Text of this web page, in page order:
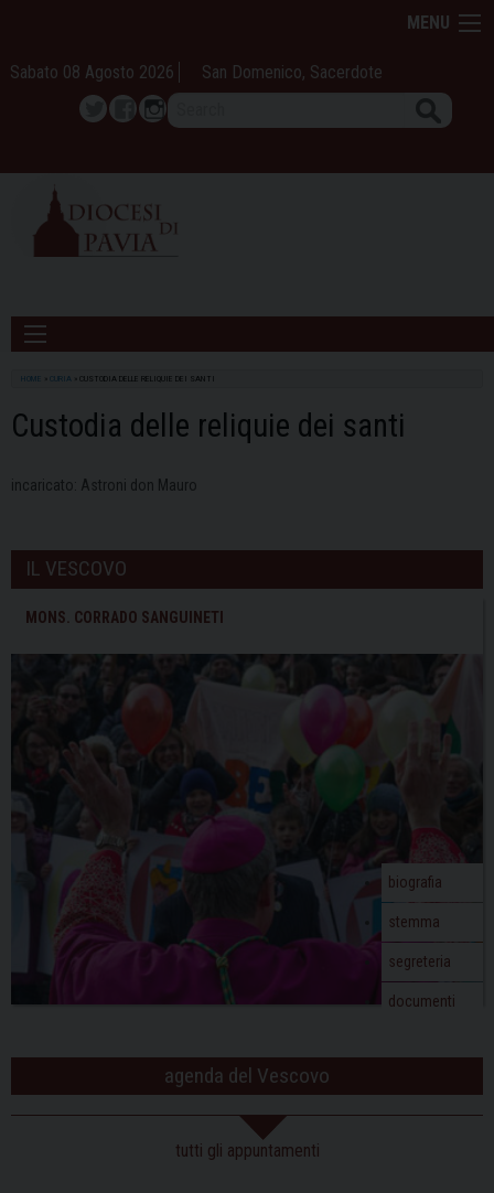
content
MENU
Sabato 08 Agosto 2026 San Domenico, Sacerdote
TwitterFacebook
Instagram
HOME CURIA CUSTODIA DELLE RELIQUIE DEI SANTI
Custodia delle reliquie dei santi
incaricato: Astroni don Mauro
IL VESCOVO
MONS. CORRADO SANGUINETI
biografia
stemma
segreteria
documenti
agenda del Vescovo
tutti gli appuntamenti